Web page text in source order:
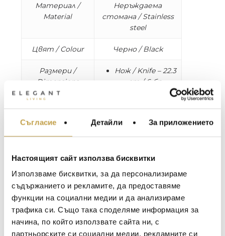
Съгласие Детайли За приложението
Настоящият сайт използва бисквитки
Използваме бисквитки, за да персонализираме
съдържанието и рекламите, да предоставяме
функции на социални медии и да анализираме
трафика си. Също така споделяме информация за
начина, по който използвате сайта ни, с
партньорските си социални медии, рекламните си
Материал /
Material
Неръждаема
стомана / Stainless
steel
Цвят / Colour Черно / Black
Размери /
Dimensions
Нож / Knife – 22.3
cm / 6 бр
Вилица / Fork –
– 21.3 cm / 6 бр
cm / 6 бр
Допълнителна
информация /
Additional
Подходящи за
миялна машина /
Dishwasher safe
МЕБЕЛИ ЗА ДОМА И
ЗА МАСАТА
ТЕКСТИЛ ЗА ДОМА
АРОМАТИ ЗА ДОМА
BACCARAT
TOM DIXON
MICHAEL ARAM